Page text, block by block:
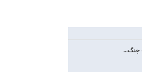
جنگ…